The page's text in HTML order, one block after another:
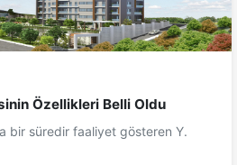
Özellikleri Belli Oldu
bir süredir faaliyet gösteren Y.